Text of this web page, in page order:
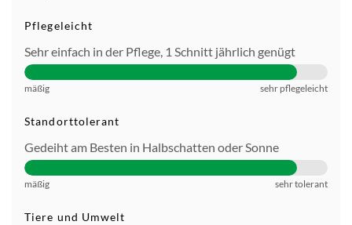
Pflegeleicht
Sehr einfach in der Pflege, 1 Schnitt jährlich genügt
mäßig sehr pflegeleicht
Standorttolerant
Gedeiht am Besten in Halbschatten oder Sonne
mäßig sehr tolerant
Tiere und Umwelt